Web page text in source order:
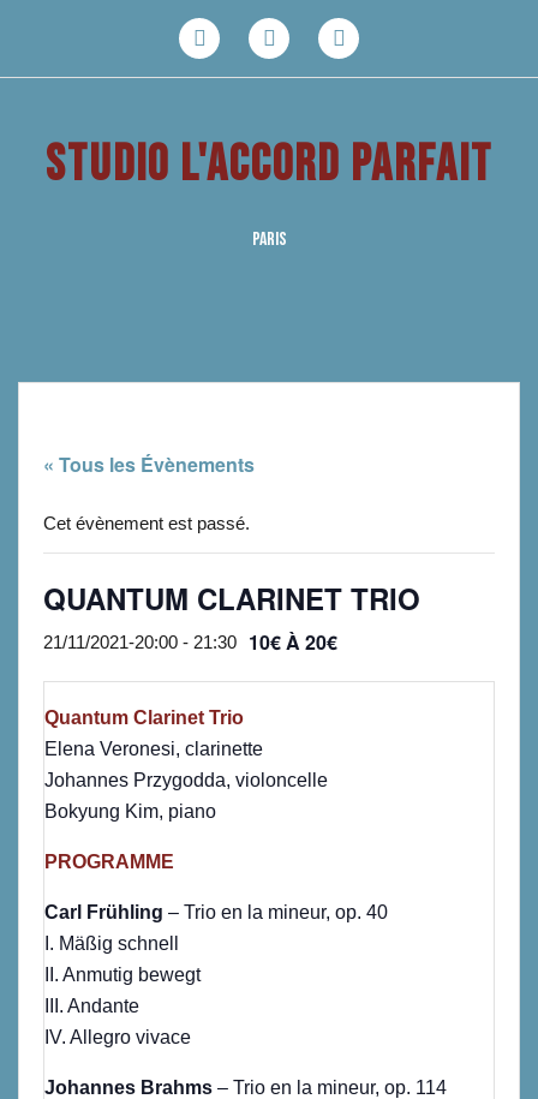
STUDIO L'ACCORD PARFAIT
PARIS
« Tous les Évènements
Cet évènement est passé.
QUANTUM CLARINET TRIO
21/11/2021-20:00 - 21:30 10€ À 20€
Quantum Clarinet Trio
Elena Veronesi, clarinette
Johannes Przygodda, violoncelle
Bokyung Kim, piano
PROGRAMME
Carl Frühling – Trio en la mineur, op. 40
I. Mäßig schnell
II. Anmutig bewegt
III. Andante
IV. Allegro vivace
Johannes Brahms – Trio en la mineur, op. 114